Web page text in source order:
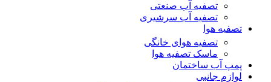
تصفیه آب صنعتی
تصفیه آب سرشیری
تصفیه هوا
تصفیه هوای خانگی
ماسک تصفیه هوا
پمپ آب ساختمان
لوازم جانبی